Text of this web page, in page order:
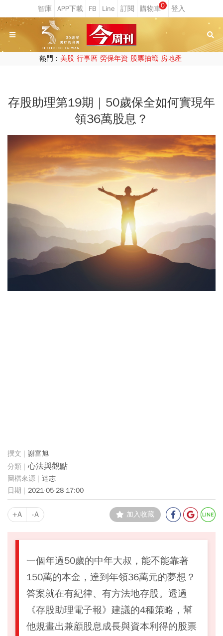
0
熱門： 美股 行事曆 勞保年資 股票抽籤 房地產
存股助理第19期｜50歲保全如何實現年
領36萬股息？
謝富旭
心法與觀點
達志
2021-05-28 17:00
+A -A 加入收藏
一個年過50歲的中年大叔，能不能靠著
150萬的本金，達到年領36萬元的夢想？
答案就在有紀律、有方法地存股。透過
《存股助理電子報》建議的4種策略，幫
他規畫出兼顧股息成長與資本利得的股票